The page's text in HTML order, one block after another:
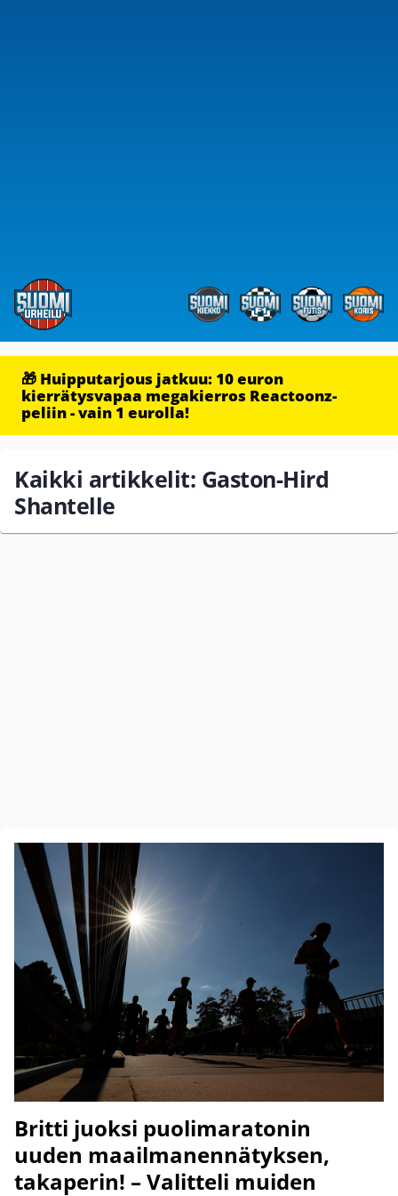
🎁 Huipputarjous jatkuu: 10 euron
kierrätysvapaa megakierros Reactoonz-
peliin - vain 1 eurolla!
Kaikki artikkelit: Gaston-Hird
Shantelle
Britti juoksi puolimaratonin
uuden maailmanennätyksen,
takaperin! – Valitteli muiden